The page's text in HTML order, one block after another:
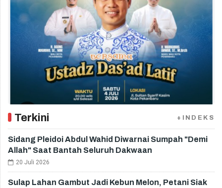
Terkini +INDEKS
Sidang Pleidoi Abdul Wahid Diwarnai Sumpah "Demi
Allah" Saat Bantah Seluruh Dakwaan
20 Juli 2026
Sulap Lahan Gambut Jadi Kebun Melon, Petani Siak